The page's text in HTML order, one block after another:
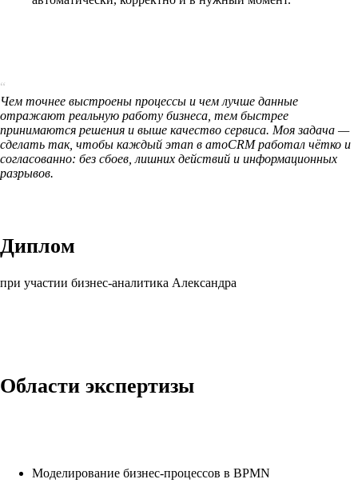
“
Чем точнее выстроены процессы и чем лучше данные
отражают реальную работу бизнеса, тем быстрее
принимаются решения и выше качество сервиса. Моя задача —
сделать так, чтобы каждый этап в amoCRM работал чётко и
согласованно: без сбоев, лишних действий и информационных
разрывов.
Диплом
при участии бизнес-аналитика Александра
Области экспертизы
Моделирование бизнес-процессов в BPMN